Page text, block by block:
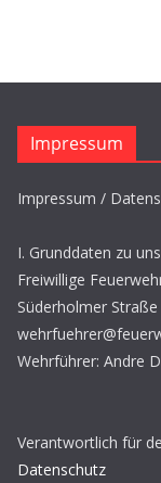
Impressum
Impressum /
I. Grunddaten zu
Freiwillige
Süderholmer
Wehrführer: Andre
Verantwortlich für
Datenschutz